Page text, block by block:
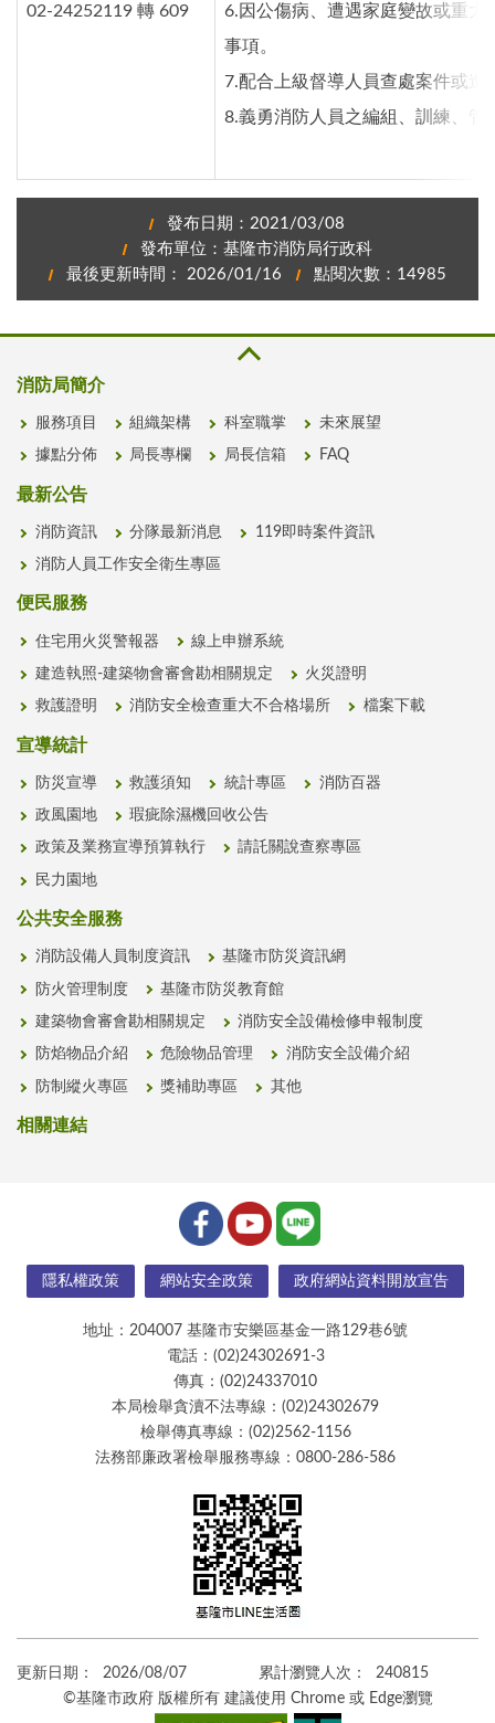
02-24252119 轉 609
6.因公傷病、遭遇家庭變故或重大
事項。
7.配合上級督導人員查處案件或進
8.義勇消防人員之編組、訓練、管
發布日期：2021/03/08
發布單位：基隆市消防局行政科
最後更新時間： 2026/01/16
點閱次數：14985
消防局簡介
服務項目 組織架構 科室職掌 未來展望
據點分佈 局長專欄 局長信箱 FAQ
最新公告
消防資訊 分隊最新消息 119即時案件資訊
消防人員工作安全衛生專區
便民服務
住宅用火災警報器 線上申辦系統
建造執照-建築物會審會勘相關規定 火災證明
救護證明 消防安全檢查重大不合格場所 檔案下載
宣導統計
防災宣導 救護須知 統計專區 消防百器
政風園地 瑕疵除濕機回收公告
政策及業務宣導預算執行 請託關說查察專區
民力園地
公共安全服務
消防設備人員制度資訊 基隆市防災資訊網
防火管理制度 基隆市防災教育館
建築物會審會勘相關規定 消防安全設備檢修申報制度
防焰物品介紹 危險物品管理 消防安全設備介紹
防制縱火專區 獎補助專區 其他
相關連結
隱私權政策 網站安全政策 政府網站資料開放宣告
地址：204007 基隆市安樂區基金一路129巷6號
電話：(02)24302691-3
傳真：(02)24337010
本局檢舉貪瀆不法專線：(02)24302679
檢舉傳真專線：(02)2562-1156
法務部廉政署檢舉服務專線：0800-286-586
更新日期： 2026/08/07 累計瀏覽人次：
240815
©基隆市政府 版權所有 建議使用 Chrome 或 Edge瀏覽